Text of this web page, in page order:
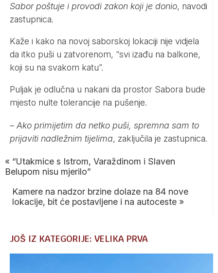
Sabor poštuje i provodi zakon koji je donio, navodi
zastupnica.
Kaže i kako na novoj saborskoj lokaciji nije vidjela
da itko puši u zatvorenom, “svi izađu na balkone,
koji su na svakom katu”.
Puljak je odlučna u nakani da prostor Sabora bude
mjesto nulte tolerancije na pušenje.
– Ako primijetim da netko puši, spremna sam to
prijaviti nadležnim tijelima, zaključila je zastupnica.
« “Utakmice s Istrom, Varaždinom i Slaven
Belupom nisu mjerilo”
Kamere na nadzor brzine dolaze na 84 nove
lokacije, bit će postavljene i na autoceste »
JOŠ IZ KATEGORIJE: VELIKA PRVA